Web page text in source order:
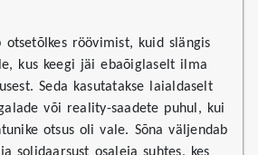
otsetõlkes röövimist, kuid slängis
kus keegi jäi ebaõiglaselt ilma
Seda kasutatakse laialdaselt
või reality-saadete puhul, kui
otsus oli vale. Sõna väljendab